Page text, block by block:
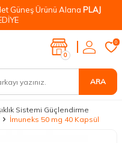
Güneş Ürünü Alana PLAJ
ARA
0
0
Sistemi Güçlendirme
İmuneks 50 mg 40 Kapsül